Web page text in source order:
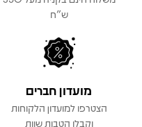
ש"ח
מועדון חברים
הצטרפו למועדון הלקוחות
וקבלו הטבות שוות